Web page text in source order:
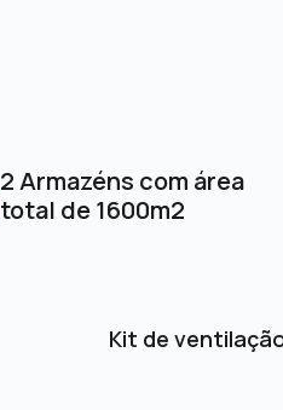
2 Armazéns com área
total de 1600m2
Kit de